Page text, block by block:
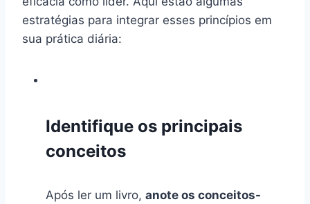
estratégias para integrar esses princípios em
sua prática diária:
Identifique os principais
conceitos
Após ler um livro, anote os conceitos-